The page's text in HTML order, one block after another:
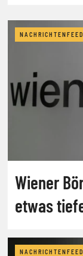
NACHRICHTENFEED
Wiener
etwas
NACHRICHTENFEED